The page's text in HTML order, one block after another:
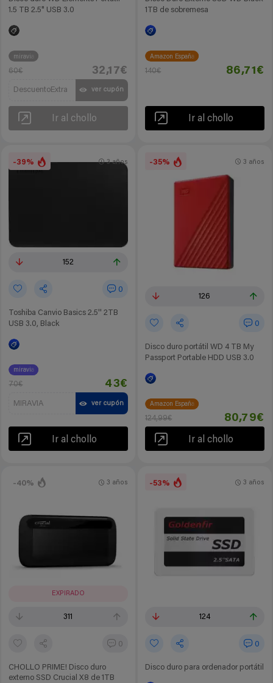
1.5 TB 2.5" USB 3.0
miravia
60€ 32,17€
DescuentoExtra ver cupón
Ir al chollo
1TB de sobremesa
Amazon España
140€ 86,71€
Ir al chollo
-39%
152
0
Toshiba Canvio Basics 2.5'' 2TB
USB 3.0, Black
3 años
miravia
70€ 43€
MIRAVIA ver cupón
Ir al chollo
-35%
126
0
Disco duro portátil WD 4 TB My
Passport Portable HDD USB 3.0
3 años
Amazon España
124,99€ 80,79€
Ir al chollo
-40%
EXPIRADO
311
0
CHOLLO PRIME! Disco duro
externo SSD Crucial X8 de 1TB
3 años -53%
124
0
Disco duro para ordenador portátil
3 años